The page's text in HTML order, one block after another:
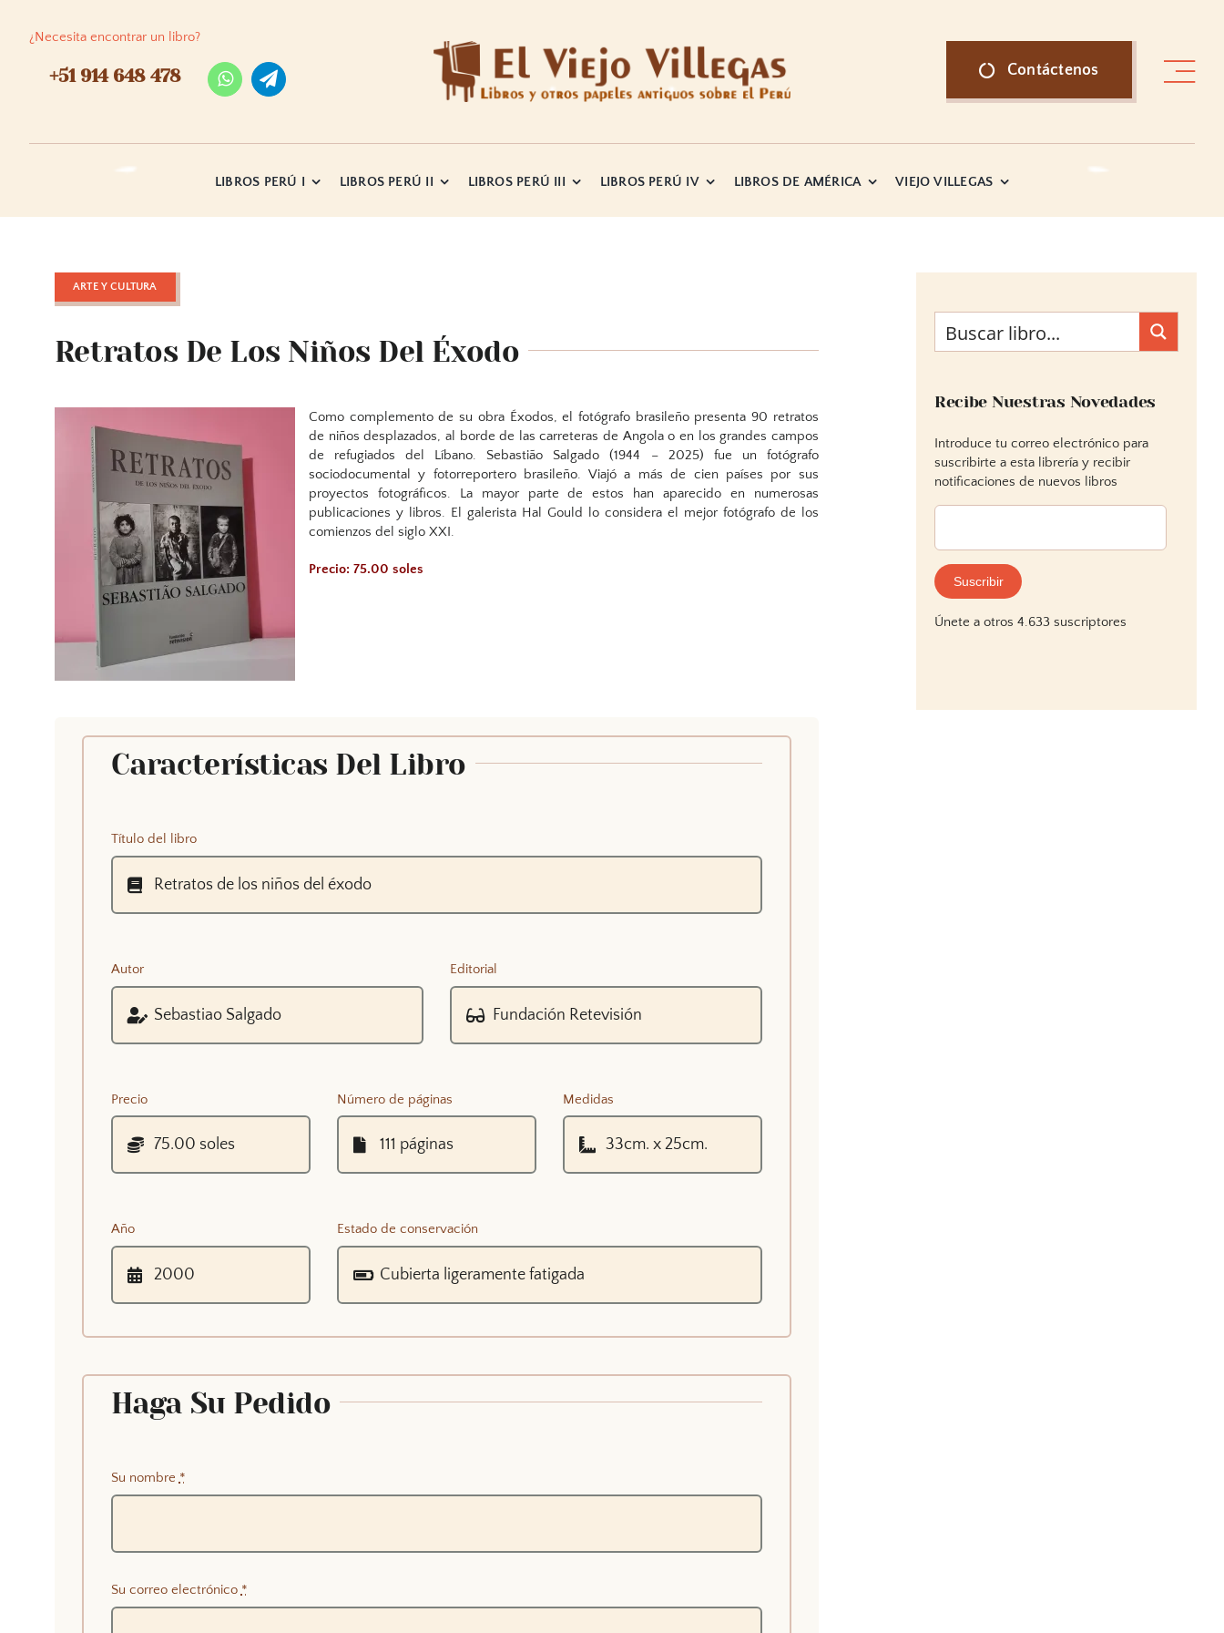
content
¿Necesita encontrar un libro?
+51 914 648 478 Contáctenos
LIBROS PERÚ I LIBROS PERÚ II LIBROS PERÚ III LIBROS PERÚ IV LIBROS DE AMÉRICA VIEJO VILLEGAS
ARTE Y CULTURA
Retratos De Los Niños Del Éxodo
Como complemento de su obra Éxodos, el fotógrafo brasileño presenta 90 retratos
de niños desplazados, al borde de las carreteras de Angola o en los grandes campos
de refugiados del Líbano. Sebastião Salgado (1944 – 2025) fue un fotógrafo
sociodocumental y fotorreportero brasileño. Viajó a más de cien países por sus
proyectos fotográficos. La mayor parte de estos han aparecido en numerosas
publicaciones y libros. El galerista Hal Gould lo considera el mejor fotógrafo de los
comienzos del siglo XXI.
Precio: 75.00 soles
Características Del Libro
Título del libro
Autor Editorial
Precio Número de páginas Medidas
Año Estado de conservación
Haga Su Pedido
Su nombre *
Su correo electrónico *
Recibe Nuestras Novedades
Introduce tu correo electrónico para
suscribirte a esta librería y recibir
notificaciones de nuevos libros
Dirección
correo
electrónico:
Suscribir
Únete a otros 4.633 suscriptores